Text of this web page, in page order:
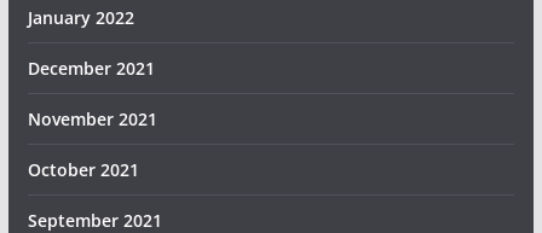
January 2022
December 2021
November 2021
October 2021
September 2021